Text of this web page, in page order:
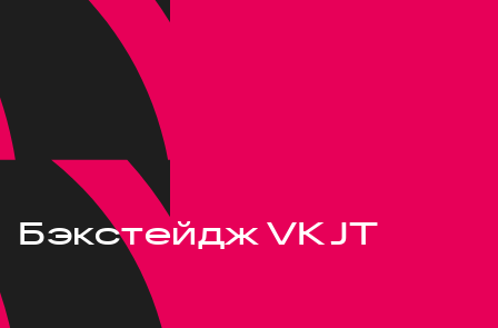
Бэкстейдж VK JT